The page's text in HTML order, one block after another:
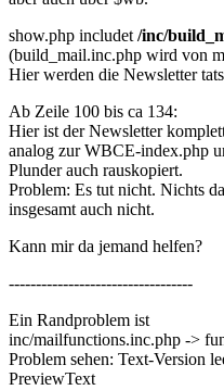
show.php includet /inc/
(build_mail.inc.php wird von
Hier werden die Newsletter
Ab Zeile 100 bis ca 134:
Hier ist der Newsletter
analog zur WBCE-index.php
Plunder auch rauskopiert.
Problem: Es tut nicht. Nichts
insgesamt auch nicht.
Kann mir da jemand helfen?
----------------------------------
Ein Randproblem ist
inc/mailfunctions.inc.php ->
Problem sehen: Text-Version
PreviewText